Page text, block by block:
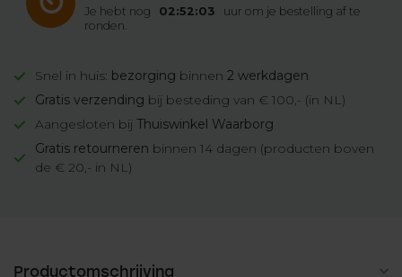
Je hebt nog
02:52:02
uur om je bestelling af te
ronden.
Snel in huis: bezorging binnen 2 werkdagen
Gratis verzending bij besteding van € 100,- (in NL)
Aangesloten bij Thuiswinkel Waarborg
Gratis retourneren binnen 14 dagen (producten boven
de € 20,- in NL)
Productomschrijving